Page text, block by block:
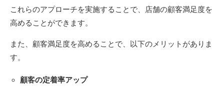
これらのアプローチを実施することで、店舗の顧客満足度を
高めることができます。
また、顧客満足度を高めることで、以下のメリットがありま
す。
顧客の定着率アップ